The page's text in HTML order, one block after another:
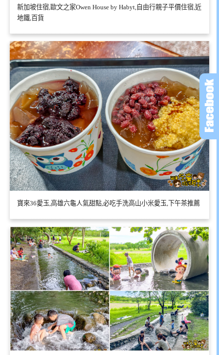
新加坡住宿,歐文之家Owen House by Habyt,自由行親子平價住宿,近
地鐵,百貨
寶來36愛玉,高雄六龜人氣甜點,必吃手洗高山小米愛玉,下午茶推薦